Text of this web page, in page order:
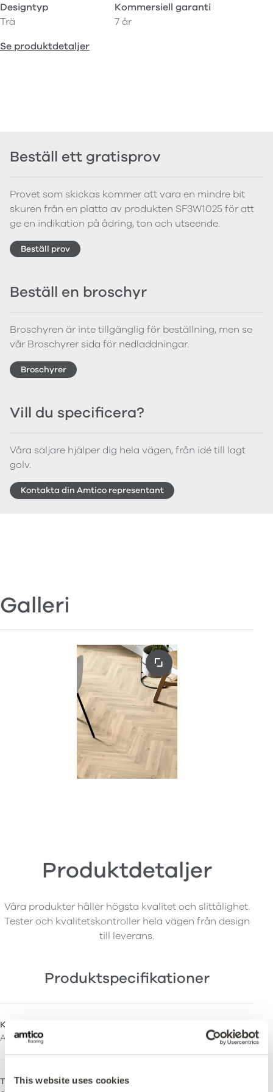
This website uses cookies
Designtyp
Trä
Kommersiell garanti
7 år
Se produktdetaljer
Beställ ett gratisprov
Provet som skickas kommer att vara en mindre bit
skuren från en platta av produkten SF3W1025 för att
ge en indikation på ådring, ton och utseende.
Beställ prov
Beställ en broschyr
Broschyren är inte tillgänglig för beställning, men se
vår Broschyrer sida för nedladdningar.
Broschyrer
Vill du specificera?
Våra säljare hjälper dig hela vägen, från idé till lagt
golv.
Kontakta din Amtico representant
Galleri
Produktdetaljer
Våra produkter håller högsta kvalitet och slittålighet.
Tester och kvalitetskontroller hela vägen från design
till leverans.
Produktspecifikationer
Kollektion
Amtico First
Tjocklek Slitskikt
Ytbehandling